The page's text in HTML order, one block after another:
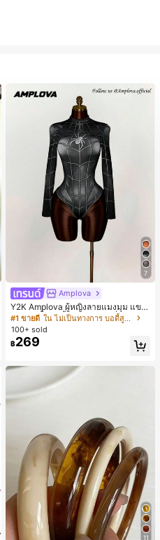
7
Amplova
Y2K Amplova ผู้หญิงลายแมงมุม แขน
ยาว คอตั้ง บอดี้สูท, สไตล์แฟชั่นดาร์ก
บอดี้สูทผู้หญิง บอดี้สูทฮาโลวีน บอดี้สูท
ลายใยแมงมุม
#1 ขายดี
ใน ไม่เป็นทางการ บอดี้สูทผู้หญิง
100+ sold
฿269
11